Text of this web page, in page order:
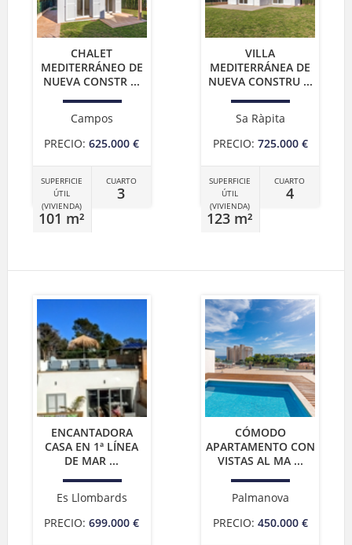
CHALET
MEDITERRÁNEO DE
NUEVA CONSTR ...
Campos
PRECIO: 625.000 €
SUPERFICIE
ÚTIL
(VIVIENDA)
101 m²
CUARTO
3
VILLA
MEDITERRÁNEA DE
NUEVA CONSTRU ...
Sa Ràpita
PRECIO: 725.000 €
SUPERFICIE
ÚTIL
(VIVIENDA)
123 m²
CUARTO
4
ENCANTADORA
CASA EN 1ª LÍNEA
DE MAR ...
Es Llombards
PRECIO: 699.000 €
CÓMODO
APARTAMENTO CON
VISTAS AL MA ...
Palmanova
PRECIO: 450.000 €